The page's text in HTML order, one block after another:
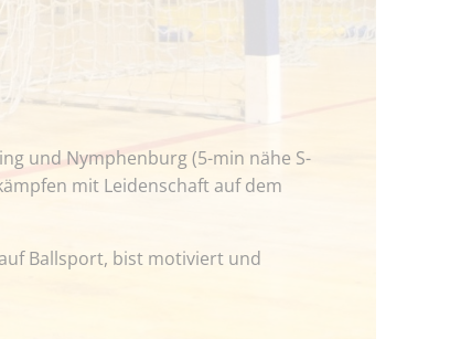
und Nymphenburg(5-min nähe S-
mit Leidenschaft auf dem
Ballsport, bist motiviert und